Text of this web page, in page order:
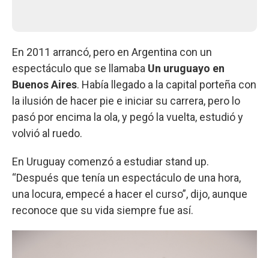
En 2011 arrancó, pero en Argentina con un
espectáculo que se llamaba Un uruguayo en
Buenos Aires. Había llegado a la capital porteña con
la ilusión de hacer pie e iniciar su carrera, pero lo
pasó por encima la ola, y pegó la vuelta, estudió y
volvió al ruedo.
En Uruguay comenzó a estudiar stand up.
“Después que tenía un espectáculo de una hora,
una locura, empecé a hacer el curso”, dijo, aunque
reconoce que su vida siempre fue así.